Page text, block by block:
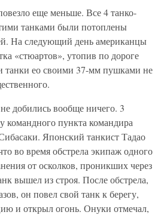
еще меньше. Все 4 танко-
танками были потоплены
На следующий день американцы
«стюартов», утопив по дороге
танки ео своими 37-мм пушками не
добились вообще ничего. 3
командного пункта командира
Японский танкист Тадао
во время обстрела экипаж одного
от осколков, проникших через
вышел из строя. После обстрела,
он повел свой танк к берегу,
и открыл огонь. Онуки отмечал,